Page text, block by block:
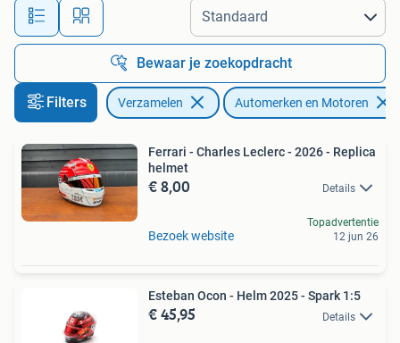
Alle afstanden…
Bewaar je zoekopdracht
Filters Verzamelen Automerken en Motoren
Ferrari - Charles Leclerc - 2026 - Replica
helmet
€ 8,00 Details
Bezoek website
Topadvertentie
12 jun 26
Esteban Ocon - Helm 2025 - Spark 1:5
€ 45,95 Details